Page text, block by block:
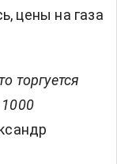
цены на газа
торгуется